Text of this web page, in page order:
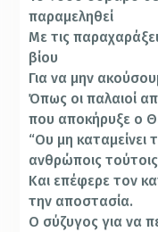
παραμεληθεί
Με τις
βίου
Για να μην
Όπως οι παλαιοί
που αποκήρυξε ο
“Ου μη καταμείνει
ανθρώποις
Και επέφερε τον
την αποστασία.
Ο σύζυγος για να